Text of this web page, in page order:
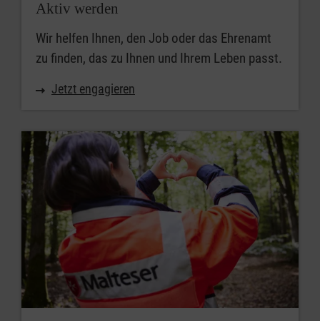
Aktiv werden
Wir helfen Ihnen, den Job oder das Ehrenamt
zu finden, das zu Ihnen und Ihrem Leben passt.
Jetzt engagieren